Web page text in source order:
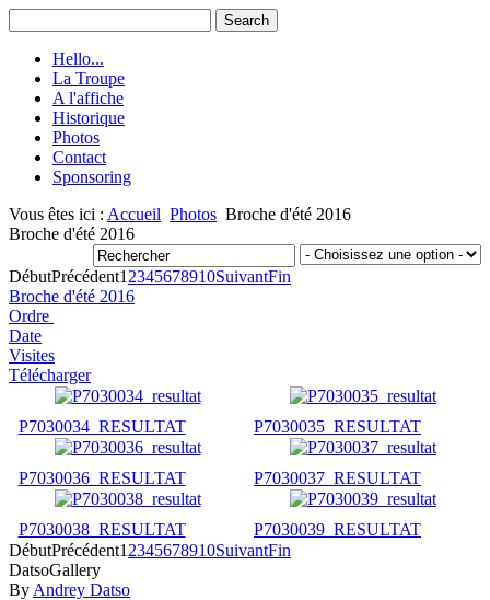
Hello...
La Troupe
A l'affiche
Historique
Photos
Contact
Sponsoring
Vous êtes ici : Accueil Photos Broche d'été 2016
Broche d'été 2016
DébutPrécédent1 2345678910SuivantFin
Broche d'été 2016
Ordre
Date
Visites
Télécharger
P7030034_RESULTAT P7030035_RESULTAT
P7030036_RESULTAT P7030037_RESULTAT
P7030038_RESULTAT
P7030039_RESULTAT
DébutPrécédent1 2345678910SuivantFin
DatsoGallery
By Andrey Datso